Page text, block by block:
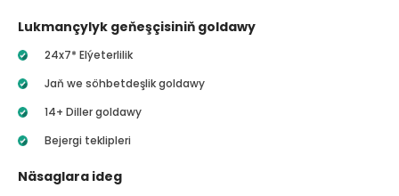
Lukmançylyk geňeşçisiniň goldawy
24x7* Elýeterlilik
Jaň we söhbetdeşlik goldawy
14+ Diller goldawy
Bejergi teklipleri
Näsaglara ideg